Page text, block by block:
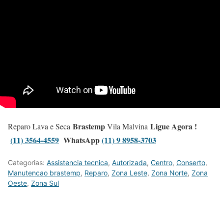
Reparo Lava e Seca BrastempVila Malvina Ligue Agora !
(11) 3564-4559 WhatsApp(11) 9 8958-3703
Categorias: Assistencia tecnica, Autorizada, Centro, Conserto,
Manutencao brastemp, Reparo, Zona Leste, Zona Norte, Zona
Oeste, Zona Sul